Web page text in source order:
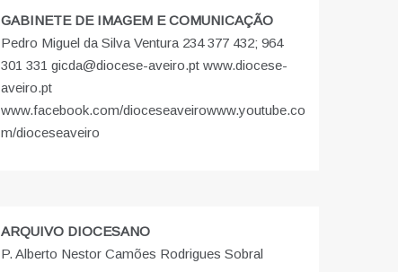
GABINETE DE IMAGEM E COMUNICAÇÃO
Pedro Miguel da Silva Ventura 234 377 432; 964
301 331 gicda@diocese-aveiro.pt www.diocese-
aveiro.pt
www.facebook.com/dioceseaveirowww.youtube.co
m/dioceseaveiro
ARQUIVO DIOCESANO
P. Alberto Nestor Camões Rodrigues Sobral